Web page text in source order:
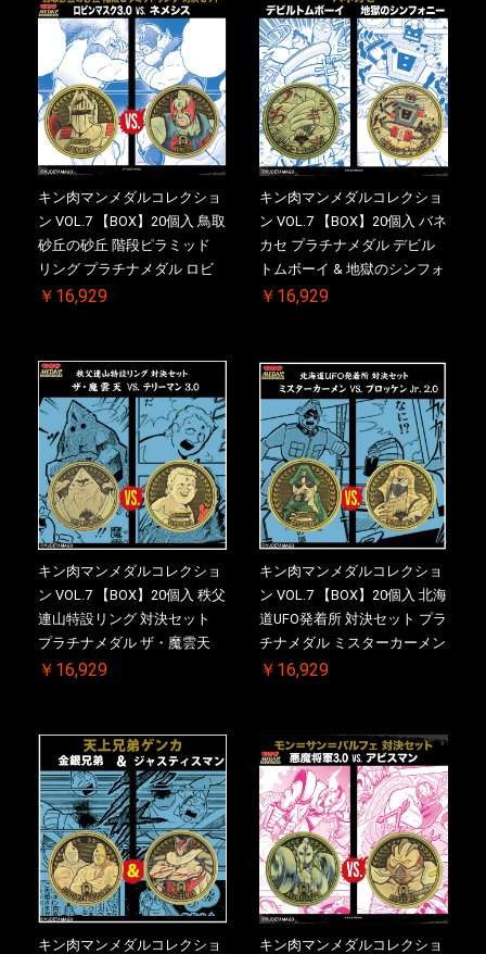
品)付
キン肉マンメダルコレクショ
ン VOL.7 【BOX】20個入 鳥取
砂丘の砂丘 階段ピラミッド
リング プラチナメダル ロビ
ンマスク VS.ネメシス 初回シ
ル(非売品)付
￥16,929
キン肉マンメダルコレクショ
ン VOL.7 【BOX】20個入 バネ
カセ プラチナメダル デビル
トムボーイ & 地獄のシンフォ
ニー 初回シリアルNO.入 ケー
￥16,929
キン肉マンメダルコレクショ
ン VOL.7 【BOX】20個入 秩父
連山特設リング 対決セット
プラチナメダル ザ・魔雲天
VS. テリーマン 3.0 初回シリア
売品)付
￥16,929
キン肉マンメダルコレクショ
ン VOL.7 【BOX】20個入 北海
道UFO発着所 対決セット プラ
チナメダル ミスターカーメン
VS. ブロッケン Jr. 2.0 初回シ
ル(非売品)付
￥16,929
キン肉マンメダルコレクショ
キン肉マンメダルコレクショ